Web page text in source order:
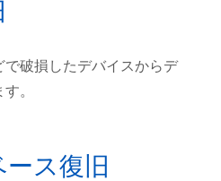
で破損したデバイスからデ
。
ス復旧